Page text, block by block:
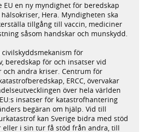
EU en ny myndighet för beredskap
Hera. Myndigheten ska
tillgång till vaccin, mediciner
såsom handskar och munskydd.
civilskyddsmekanism för
beredskap för och insatser vid
och andra kriser. Centrum för
ERCC, övervakar
över hela världen
insatser för katastrofhantering
begäran om hjälp. Vid till
kan Sverige bidra med stöd
i sin tur få stöd från andra, till